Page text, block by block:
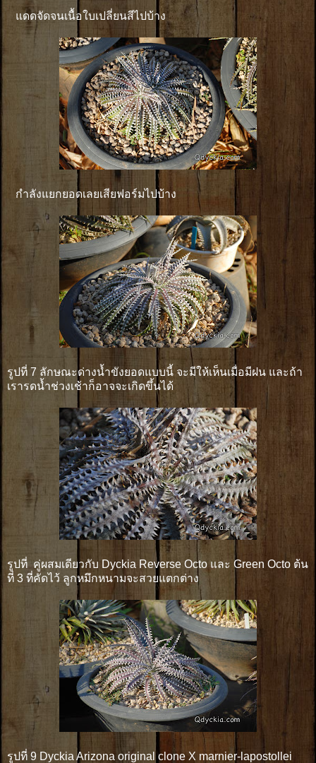
แดดจัดจนเนื้อใบเปลี่ยนสีไปบ้าง
กำลังแยกยอดเลยเสียฟอร์มไปบ้าง
รูปที่ 7 ลักษณะด่างน้ำขังยอดแบบนี้ จะมีให้เห็นเมื่อมีฝน และถ้า
เรารดน้ำช่วงเช้าก็อาจจะเกิดขึ้นได้
รูปที่ คู่ผสมเดียวกับ Dyckia Reverse Octo และ Green Octo ต้น
ที่ 3 ที่คัดไว้ ลูกหมึกหนามจะสวยแตกต่าง
รูปที่ 9 Dyckia Arizona original clone X marnier-lapostollei